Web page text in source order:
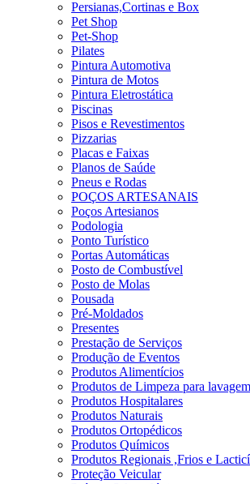
Persianas,Cortinas e Box
Pet Shop
Pet-Shop
Pilates
Pintura Automotiva
Pintura de Motos
Pintura Eletrostática
Piscinas
Pisos e Revestimentos
Pizzarias
Placas e Faixas
Planos de Saúde
Pneus e Rodas
POÇOS ARTESANAIS
Poços Artesianos
Podologia
Ponto Turístico
Portas Automáticas
Posto de Combustível
Posto de Molas
Pousada
Pré-Moldados
Presentes
Prestação de Serviços
Produção de Eventos
Produtos Alimentícios
Produtos de Limpeza para
Produtos Hospitalares
Produtos Naturais
Produtos Ortopédicos
Produtos Químicos
Produtos Regionais ,Frios e
Proteção Veicular